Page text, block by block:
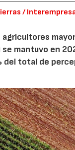
/
agricultores
se mantuvo en
del total de